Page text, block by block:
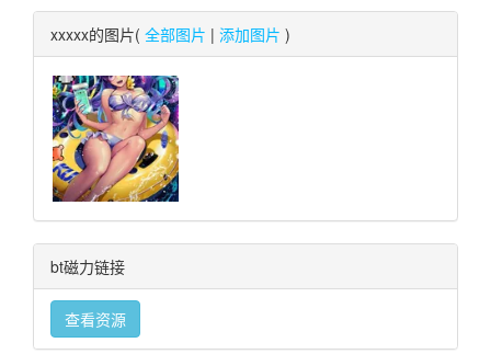
xxxxx的图片( 全部图片 | 添加图片 )
bt磁力链接
查看资源